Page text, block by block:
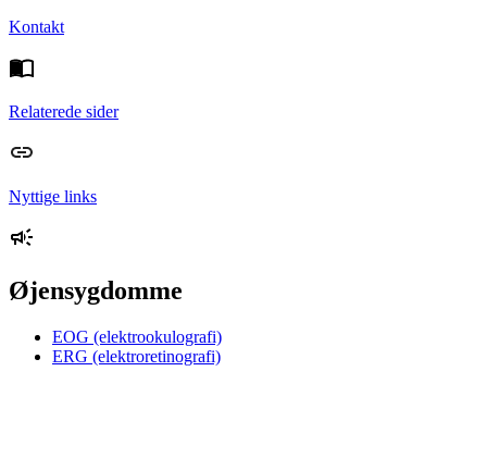
Kontakt
Relaterede sider
Nyttige links
Øjensygdomme
EOG (elektrookulografi)
ERG (elektroretinografi)